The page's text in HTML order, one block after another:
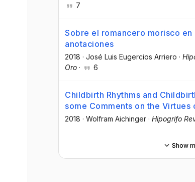
7
Sobre el romancero morisco
anotaciones
2018 · José Luis Eugercios Arriero ·
Oro · 6
Childbirth Rhythms and
some Comments on the Virtues
2018 · Wolfram Aichinger · Hipogrifo
Show